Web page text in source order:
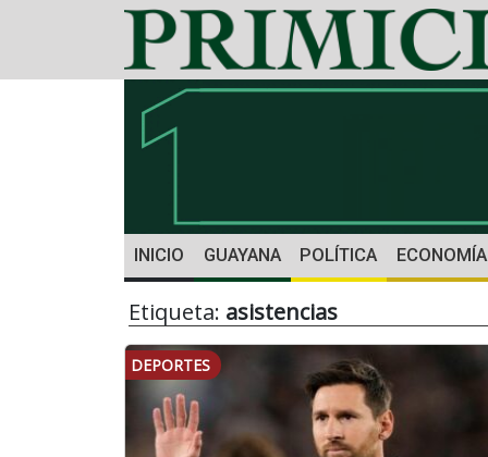
INICIO GUAYANA POLÍTICA ECONOMÍA
Etiqueta: asistencias
DEPORTES